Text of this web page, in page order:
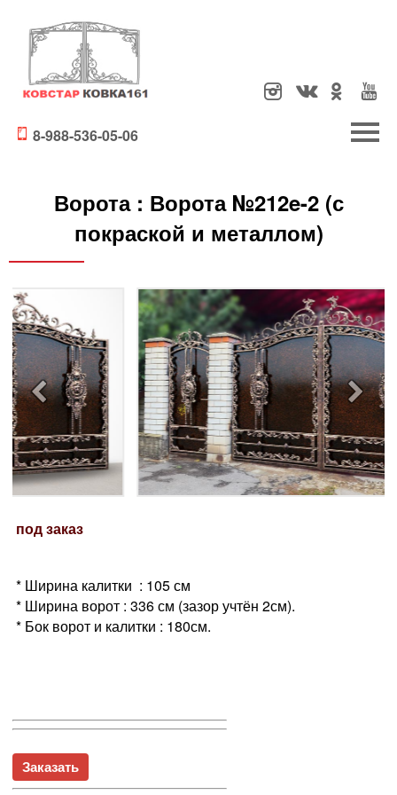
8-988-536-05-06
Ворота : Ворота №212e-2 (с
покраской и металлом)
под заказ
* Ширина калитки : 105 см
* Ширина ворот : 336 см (зазор учтён 2см).
* Бок ворот и калитки : 180см.
Заказать